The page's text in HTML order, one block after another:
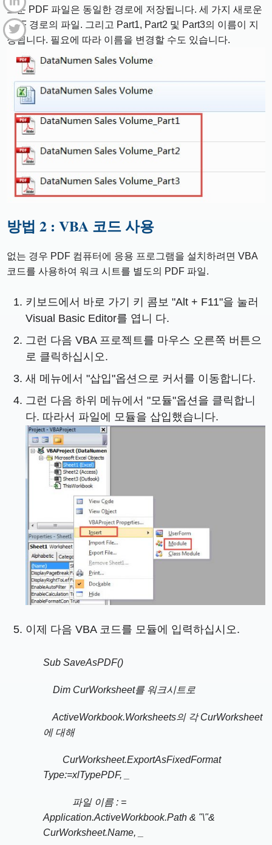
로운 PDF 파일은 동일한 경로에 저장됩니다. 세 가지 새로운
PDF 경로의 파일. 그리고 Part1, Part2 및 Part3의 이름이 지
정됩니다. 필요에 따라 이름을 변경할 수도 있습니다.
방법 2 : VBA 코드 사용
없는 경우 PDF 컴퓨터에 응용 프로그램을 설치하려면 VBA
코드를 사용하여 워크 시트를 별도의 PDF 파일.
키보드에서 바로 가기 키 콤보 "Alt + F11"을 눌러
Visual Basic Editor를 엽니 다.
그런 다음 VBA 프로젝트를 마우스 오른쪽 버튼으
로 클릭하십시오.
새 메뉴에서 "삽입"옵션으로 커서를 이동합니다.
그런 다음 하위 메뉴에서 "모듈"옵션을 클릭합니
다. 따라서 파일에 모듈을 삽입했습니다.
이제 다음 VBA 코드를 모듈에 입력하십시오.
Sub SaveAsPDF()
Dim CurWorksheet를 워크시트로
ActiveWorkbook.Worksheets의 각 CurWorksheet
에 대해
CurWorksheet.ExportAsFixedFormat
Type:=xlTypePDF, _
파일 이름 : =
Application.ActiveWorkbook.Path & "\"&
CurWorksheet.Name, _